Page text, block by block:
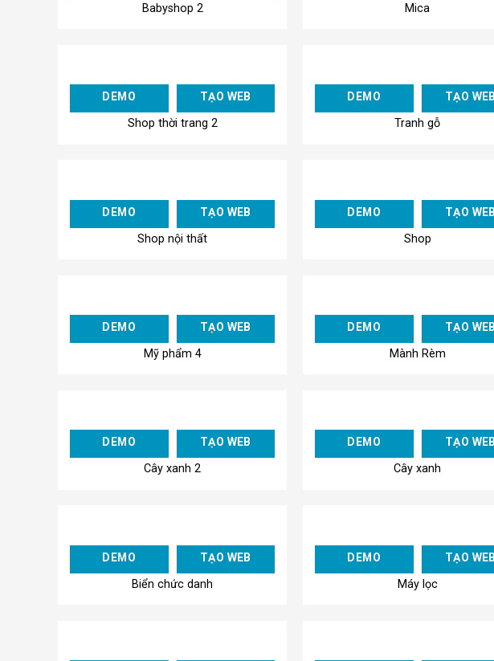
Babyshop 2 Mica
Add to
DEMO TẠO WEB
Shop thời trang 2
DEMO TẠO WEB
Tranh gỗ
Add to
Wishlist
DEMO TẠO WEB
Shop nội thất
DEMO TẠO WEB
Shop
Add to
DEMO TẠO WEB
Mỹ phẩm 4
DEMO TẠO WEB
Mành Rèm
Add to
DEMO TẠO WEB
Cây xanh 2
DEMO TẠO WEB
Cây xanh
Add to
Wishlist
DEMO TẠO WEB
Biển chức danh
DEMO TẠO WEB
Máy lọc